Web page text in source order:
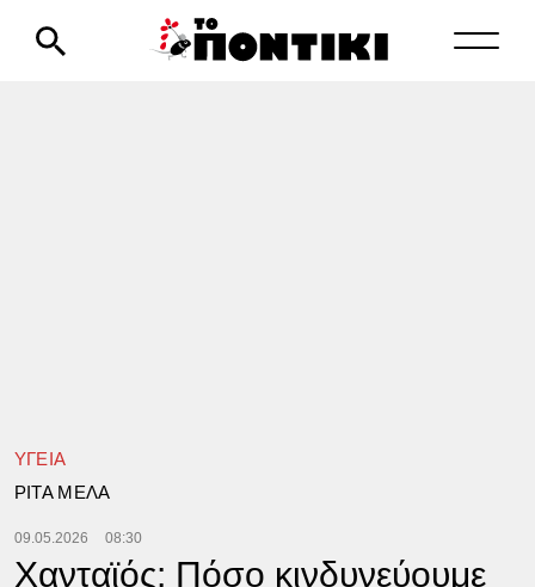
ΥΓΕΙΑ
ΡΙΤΑ ΜΕΛΑ
09.05.2026 08:30
Χανταϊός: Πόσο κινδυνεύουμε